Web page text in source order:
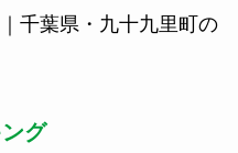
千葉県・九十九里町の
グ